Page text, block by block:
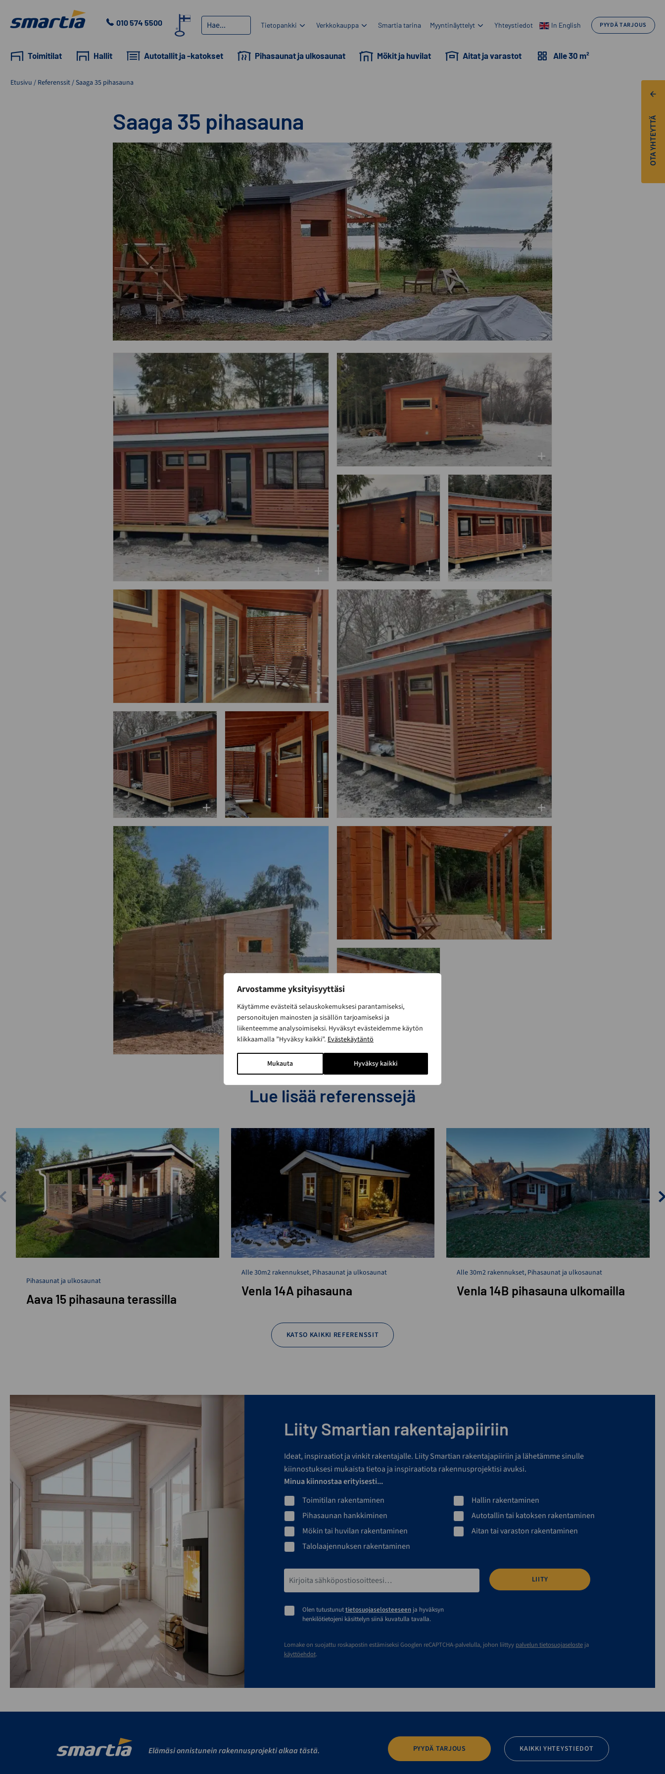
Arvostamme yksityisyyttäsi
Käytämme evästeitä selauskokemuksesi parantamiseksi,
personoitujen mainosten ja sisällön tarjoamiseksi ja
liikenteemme analysoimiseksi. Hyväksyt evästeidemme käytön
klikkaamalla ”Hyväksy kaikki”. Evästekäytäntö
Mukauta Hyväksy kaikki
content
Oy
010 574 5500
Toimitilat Hallit Autotallit ja -katokset Pihasaunat ja ulkosaunat Mökit ja huvilat Aitat ja varastot Alle 30 m²
Haku: Tietopankki Verkkokauppa Smartia tarina Myyntinäyttelyt Yhteystiedot In English PYYDÄ TARJOUS
Etusivu / Referenssit/ Saaga 35 pihasauna
Saaga 35 pihasauna
Lue lisää referenssejä
Pihasaunat ja ulkosaunat
Aava 15 pihasauna terassilla
Alle 30m2 rakennukset, Pihasaunat ja ulkosaunat
Venla 14A pihasauna
Alle 30m2 rakennukset, Pihasaunat ja ulkosaunat
Venla 14B pihasauna ulkomailla
KATSO KAIKKI REFERENSSIT
Liity Smartian rakentajapiiriin
Ideat, inspiraatiot ja vinkit rakentajalle. Liity Smartian rakentajapiiriin ja lähetämme sinulle
kiinnostuksesi mukaista tietoa ja inspiraatiota rakennusprojektisi avuksi.
Minua kiinnostaa erityisesti...
Toimitilan rakentaminen
Hallin rakentaminen
Pihasaunan hankkiminen
Autotallin tai katoksen rakentaminen
Mökin tai huvilan rakentaminen
Aitan tai varaston rakentaminen
Talolaajennuksen rakentaminen
Olen tutustunuttietosuojaselosteeseenja hyväksyn
henkilötietojeni käsittelyn siinä kuvatulla tavalla.
Lomake on suojattu roskapostin estämiseksi Googlen reCAPTCHA-palvelulla, johon liittyy palvelun tietosuojaselosteja
käyttöehdot.
Elämäsi onnistunein rakennusprojekti alkaa tästä. PYYDÄ TARJOUS KAIKKI YHTEYSTIEDOT
OTA YHTEYTTÄ